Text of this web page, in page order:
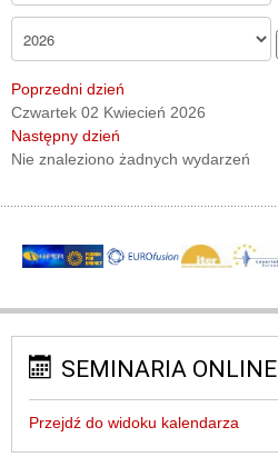
Poprzedni dzień
Czwartek 02 Kwiecień 2026
Następny dzień
Nie znaleziono żadnych wydarzeń
SEMINARIA ONLINE
Przejdź do widoku kalendarza